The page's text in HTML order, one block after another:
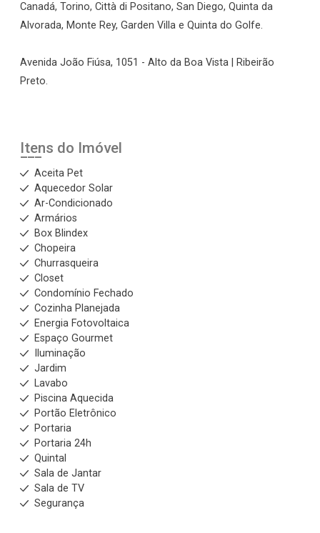
Canadá, Torino, Città di Positano, San Diego, Quinta da
Alvorada, Monte Rey, Garden Villa e Quinta do Golfe.
Avenida João Fiúsa, 1051 - Alto da Boa Vista | Ribeirão
Preto.
Itens do Imóvel
Aceita Pet
Aquecedor Solar
Ar-Condicionado
Armários
Box Blindex
Chopeira
Churrasqueira
Closet
Condomínio Fechado
Cozinha Planejada
Energia Fotovoltaica
Espaço Gourmet
Iluminação
Jardim
Lavabo
Piscina Aquecida
Portão Eletrônico
Portaria
Portaria 24h
Quintal
Sala de Jantar
Sala de TV
Segurança